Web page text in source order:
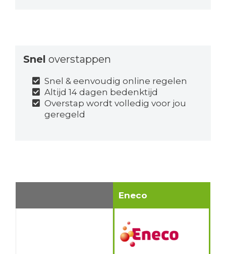
Snel overstappen
Snel & eenvoudig online regelen
Altijd 14 dagen bedenktijd
Overstap wordt volledig voor jou
geregeld
Eneco